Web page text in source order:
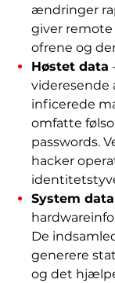
ændringer
giver
ofrene og
Høstet data
videresende
inficerede
omfatte
passwords.
hacker
System data
De
generere
og det